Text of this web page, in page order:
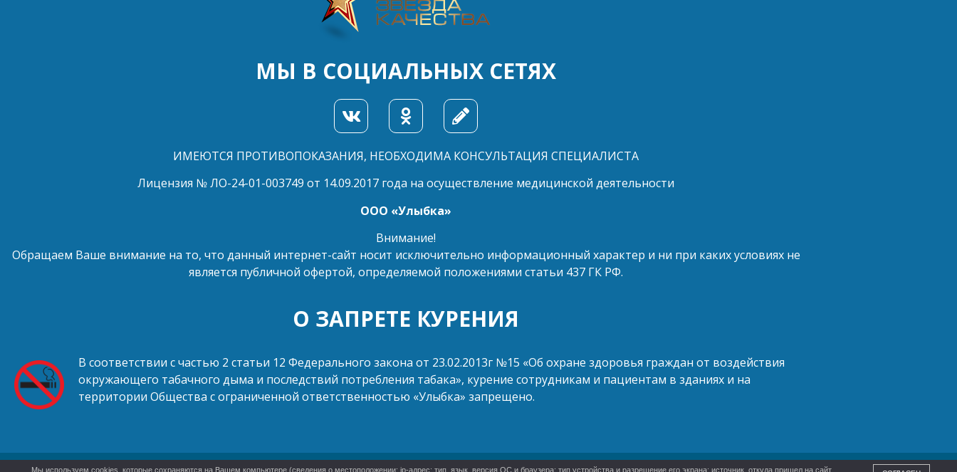
МЫ В СОЦИАЛЬНЫХ СЕТЯХ
ИМЕЮТСЯ ПРОТИВОПОКАЗАНИЯ, НЕОБХОДИМА КОНСУЛЬТАЦИЯ СПЕЦИАЛИСТА
Лицензия № ЛО-24-01-003749 от 14.09.2017 года на осуществление медицинской деятельности
ООО «Улыбка»
Внимание!
Обращаем Ваше внимание на то, что данный интернет-сайт носит исключительно информационный характер и ни при каких условиях не
является публичной офертой, определяемой положениями статьи 437 ГК РФ.
О ЗАПРЕТЕ КУРЕНИЯ
В соответствии с частью 2 статьи 12 Федерального закона от 23.02.2013г №15 «Об охране здоровья граждан от воздействия
окружающего табачного дыма и последствий потребления табака», курение сотрудникам и пациентам в зданиях и на
территории Общества с ограниченной ответственностью «Улыбка» запрещено.
Мы используем cookies, которые сохраняются на Вашем компьютере (сведения о местоположении; ip-адрес; тип, язык, версия ОС и браузера; тип устройства и разрешение его экрана; источник, откуда пришел на сайт